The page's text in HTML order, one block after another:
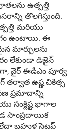
ఉత్పత్తి
తొలగిస్తుంది.
మరియు
ఉంటాయి. ఈ
మార్పులను
లేకుండా డిజైన్
వైర్ ఈడీఎం పూర్వ
ఉష్ణ చికిత్స
ప్రమాదాన్ని
సంక్లిష్ట భాగాల
సాంప్రదాయిక
బహుళ సెటప్